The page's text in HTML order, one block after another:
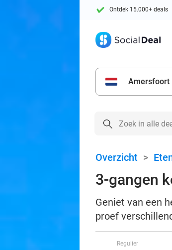
Ontdek 15.000+ deals
Amersfoort
Overzicht >
3-gangen
Geniet van een
proef
Regulier